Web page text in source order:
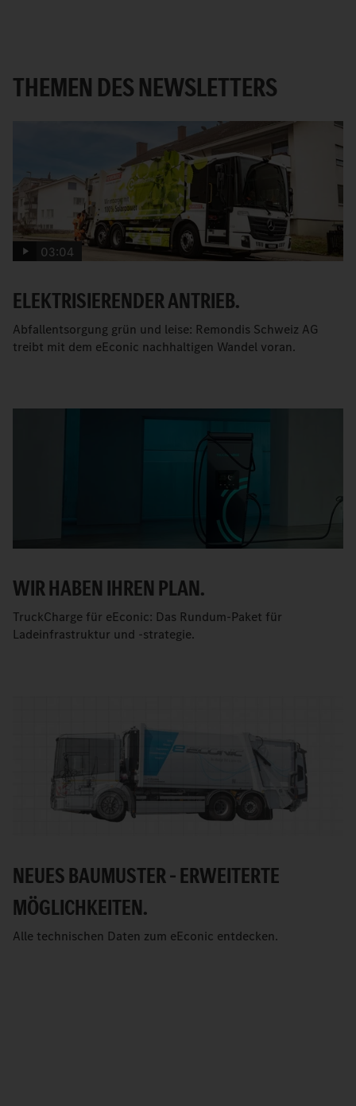
THEMEN DES NEWSLETTERS
03:04
ELEKTRISIERENDER ANTRIEB.
Abfallentsorgung grün und leise: Remondis Schweiz AG
treibt mit dem eEconic nachhaltigen Wandel voran.
WIR HABEN IHREN PLAN.
TruckCharge für eEconic: Das Rundum-Paket für
Ladeinfrastruktur und -strategie.
NEUES BAUMUSTER – ERWEITERTE
MÖGLICHKEITEN.
Alle technischen Daten zum eEconic entdecken.